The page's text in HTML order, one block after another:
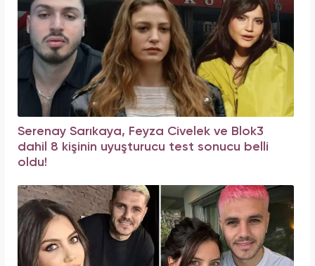
Serenay Sarıkaya, Feyza Civelek ve Blok3
dahil 8 kişinin uyuşturucu test sonucu belli
oldu!